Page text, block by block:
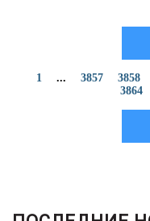
1 ... 3857 3858
3864